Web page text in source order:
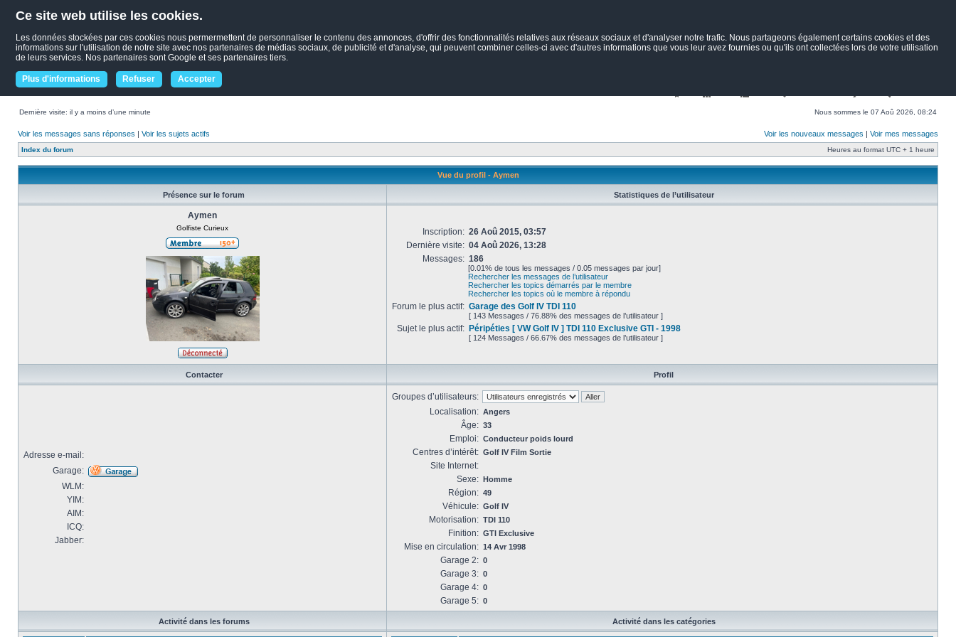
Ce site web utilise les cookies.
Les données stockées par ces cookies nous permermettent de personnaliser le contenu des annonces, d'offrir des fonctionnalités relatives aux réseaux sociaux et d'analyser notre trafic. Nous partageons également certains cookies et des
informations sur l'utilisation de notre site avec nos partenaires de médias sociaux, de publicité et d'analyse, qui peuvent combiner celles-ci avec d'autres informations que vous leur avez fournies ou qu'ils ont collectées lors de votre utilisation
de leurs services. Nos partenaires sont Google et ses partenaires tiers.
Plus d'informations Refuser Accepter
Dernière visite: il y a moins d’une minute Nous sommes le 07 Aoû 2026, 08:24
Voir les messages sans réponses | Voir les sujets actifs Voir les nouveaux messages | Voir mes messages
Index du forum Heures au format UTC + 1 heure
Vue du profil - Aymen
Présence sur le forum Statistiques de l’utilisateur
Aymen
Golfiste Curieux Inscription: 26 Aoû 2015, 03:57
Dernière visite: 04 Aoû 2026, 13:28
Messages: 186
[0.01% de tous les messages / 0.05 messages par jour]
Rechercher les messages de l’utilisateur
Rechercher les topics démarrés par le membre
Rechercher les topics où le membre à répondu
Forum le plus actif: Garage des Golf IV TDI 110
[ 143 Messages / 76.88% des messages de l’utilisateur ]
Sujet le plus actif: Péripéties [ VW Golf IV ] TDI 110 Exclusive GTI - 1998
[ 124 Messages / 66.67% des messages de l’utilisateur ]
Contacter Profil
Adresse e-mail:
Garage:
WLM:
YIM:
AIM:
ICQ:
Jabber:
Groupes d’utilisateurs:
Localisation: Angers
Âge: 33
Emploi: Conducteur poids lourd
Centres d’intérêt: Golf IV Film Sortie
Site Internet:
Sexe: Homme
Région: 49
Véhicule: Golf IV
Motorisation: TDI 110
Finition: GTI Exclusive
Mise en circulation: 14 Avr 1998
Garage 2: 0
Garage 3: 0
Garage 4: 0
Garage 5: 0
Activité dans les forums Activité dans les catégories